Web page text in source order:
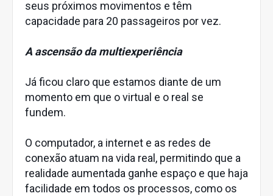
seus próximos movimentos e têm
capacidade para 20 passageiros por vez.
A ascensão da multiexperiência
Já ficou claro que estamos diante de um
momento em que o virtual e o real se
fundem.
O computador, a internet e as redes de
conexão atuam na vida real, permitindo que a
realidade aumentada ganhe espaço e que haja
facilidade em todos os processos, como os